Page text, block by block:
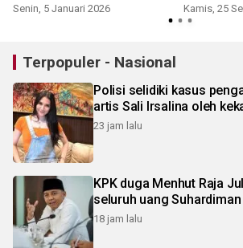
Senin, 5 Januari 2026 Kamis, 25
Terpopuler - Nasional
Polisi selidiki kasus
artis Sali Irsalina oleh
23 jam lalu
KPK duga Menhut Raja
seluruh uang
18 jam lalu